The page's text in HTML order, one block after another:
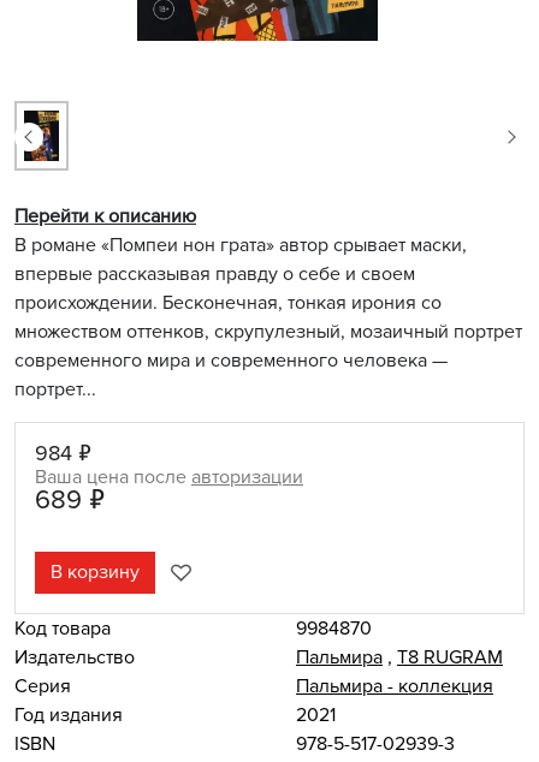
В романе «Помпеи нон грата» автор срывает маски,
впервые рассказывая правду о себе и своем
происхождении. Бесконечная, тонкая ирония со
множеством оттенков, скрупулезный, мозаичный портрет
современного мира и современного человека —
портрет...
Перейти к описанию
984 ₽
Ваша цена после авторизации
689 ₽
В корзину
Код товара
9984870
Издательство
Пальмира , Т8 RUGRAM
Серия
Пальмира - коллекция
Год издания
2021
ISBN
978-5-517-02939-3